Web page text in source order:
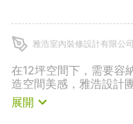
雅浩室內裝修設計有限公司
在12坪空間下，需要容
造空間美感，雅浩設計
出收納空間的潛在價值
量的美學居家。
展開